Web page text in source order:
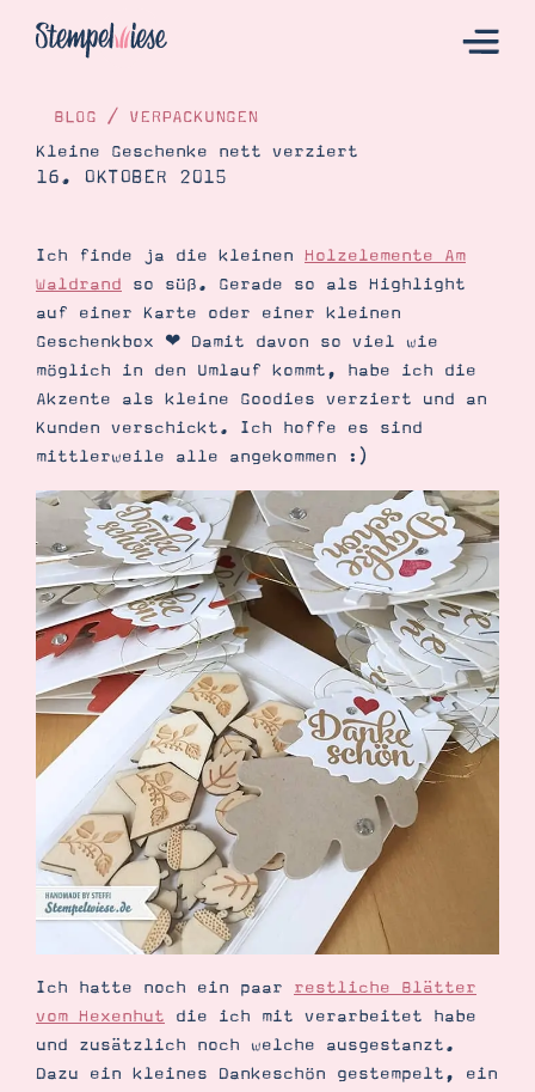
Katalog
Bestellen
Kontakt
Angebote
Demonstrator werden
Blog
Gutscheine
Produkte erklärt
Über mich
Über Stampin’ Up!
Tipps & Tricks
Ordnungstipps
BLOG / VERPACKUNGEN
Kleine Geschenke nett verziert
16. OKTOBER 2015
Ich finde ja die kleinen Holzelemente Am
Waldrand so süß. Gerade so als Highlight
auf einer Karte oder einer kleinen
Geschenkbox ❤︎ Damit davon so viel wie
möglich in den Umlauf kommt, habe ich die
Akzente als kleine Goodies verziert und an
Kunden verschickt. Ich hoffe es sind
mittlerweile alle angekommen :)
Ich hatte noch ein paar restliche Blätter
vom Hexenhut die ich mit verarbeitet habe
und zusätzlich noch welche ausgestanzt.
Dazu ein kleines Dankeschön gestempelt, ein